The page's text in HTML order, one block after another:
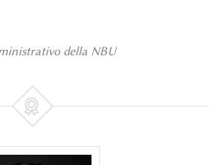
della NBU
